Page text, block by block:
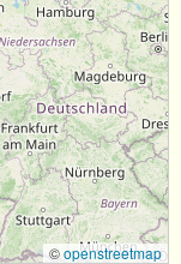
©openstreetmap